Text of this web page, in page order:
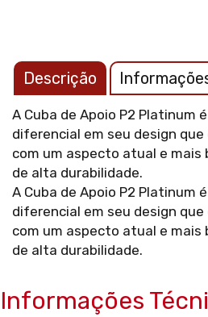
Descrição
A Cuba de Apoio P2 Platinum
diferencial em seu design
com um aspecto atual e
de alta durabilidade.
A Cuba de Apoio P2 Platinum
diferencial em seu design
com um aspecto atual e
de alta durabilidade.
Informações